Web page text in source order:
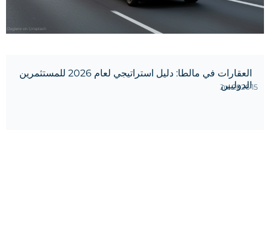
العقارات في مالطا: دليل استراتيجي لعام 2026 للمستثمرين
الدوليين15 Jul 2026